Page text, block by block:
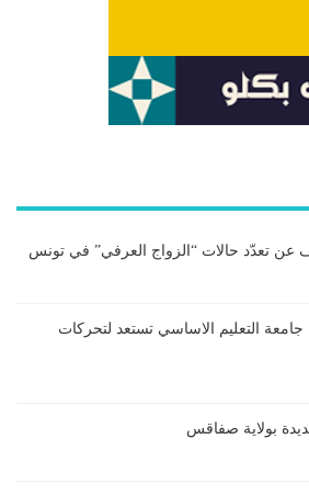
عن تعدّد حالات “الزواج العرفي” في تونس
جامعة التعليم الاساسي تستعد لتحركات